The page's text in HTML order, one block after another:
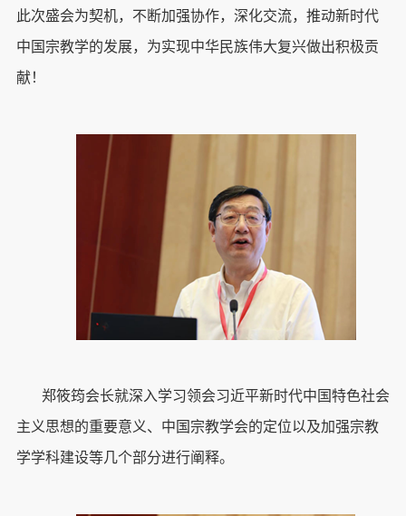
此次盛会为契机，不断加强协作，深化交流，推动新时代
中国宗教学的发展，为实现中华民族伟大复兴做出积极贡
献！
郑筱筠会长就深入学习领会习近平新时代中国特色社会
主义思想的重要意义、中国宗教学会的定位以及加强宗教
学学科建设等几个部分进行阐释。